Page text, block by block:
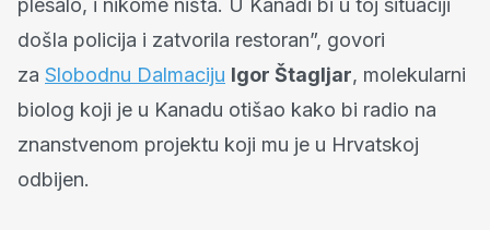
plesalo, i nikome ništa. U Kanadi bi u toj situaciji
došla policija i zatvorila restoran”, govori
za Slobodnu Dalmaciju Igor Štagljar, molekularni
biolog koji je u Kanadu otišao kako bi radio na
znanstvenom projektu koji mu je u Hrvatskoj
odbijen.